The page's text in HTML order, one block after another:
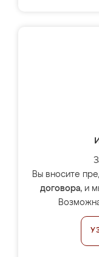
Вы вносите
договора, и